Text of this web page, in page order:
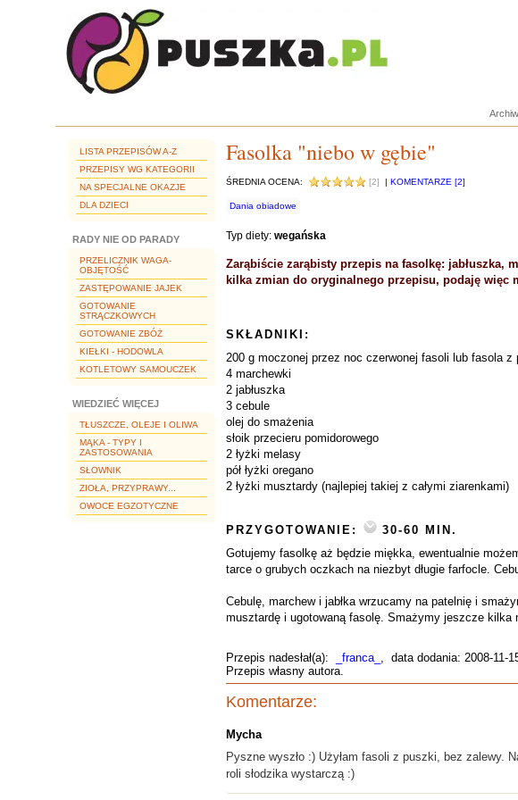
LISTA PRZEPISÓW A-Z
PRZEPISY WG KATEGORII
NA SPECJALNE OKAZJE
DLA DZIECI
RADY NIE OD PARADY
PRZELICZNIK WAGA-
OBJĘTOŚĆ
ZASTĘPOWANIE JAJEK
GOTOWANIE
STRĄCZKOWYCH
GOTOWANIE ZBÓŻ
KIEŁKI - HODOWLA
KOTLETOWY SAMOUCZEK
WIEDZIEĆ WIĘCEJ
TŁUSZCZE, OLEJE I OLIWA
MĄKA - TYPY I
ZASTOSOWANIA
SŁOWNIK
ZIOŁA, PRZYPRAWY...
OWOCE EGZOTYCZNE
Fasolka "niebo w gębie"
ŚREDNIA OCENA: [2] | KOMENTARZE [2]
Dania obiadowe
Typ diety: wegańska
Zarąbiście zarąbisty przepis na fasolkę: jabłuszka,
kilka zmian do oryginalnego przepisu, podaję więc
SKŁADNIKI:
200 g moczonej przez noc czerwonej fasoli lub fasola z
4 marchewki
2 jabłuszka
3 cebule
olej do smażenia
słoik przecieru pomidorowego
2 łyżki melasy
pół łyżki oregano
2 łyżki musztardy (najlepiej takiej z całymi ziarenkami)
PRZYGOTOWANIE:
30-60 MIN.
Gotujemy fasolkę aż będzie miękka, ewentualnie
tarce o grubych oczkach na niezbyt długie farfocle.
Cebulę, marchew i jabłka wrzucamy na patelnię i
musztardę i ugotowaną fasolę. Smażymy jeszcze kilka
Przepis nadesłał(a): _franca_ , data dodania: 2008-11-
Przepis własny autora.
Komentarze:
Mycha
Pyszne wyszło :) Użyłam fasoli z puszki, bez zalewy.
roli słodzika wystarczą :)